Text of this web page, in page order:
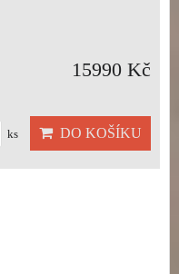
15990 Kč
ks DO KOŠÍKU